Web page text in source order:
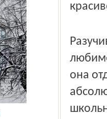
она